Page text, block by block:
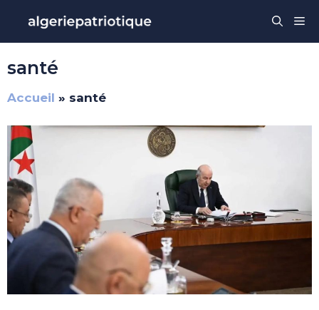
contenu
santé
Accueil » santé